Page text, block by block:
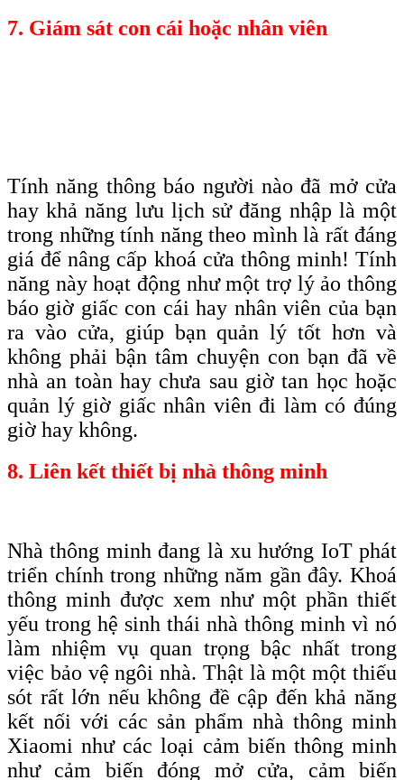
7. Giám sát con cái hoặc nhân viên
Tính năng thông báo người nào đã mở cửa
hay khả năng lưu lịch sử đăng nhập là một
trong những tính năng theo mình là rất đáng
giá để nâng cấp khoá cửa thông minh! Tính
năng này hoạt động như một trợ lý ảo thông
báo giờ giấc con cái hay nhân viên của bạn
ra vào cửa, giúp bạn quản lý tốt hơn và
không phải bận tâm chuyện con bạn đã về
nhà an toàn hay chưa sau giờ tan học hoặc
quản lý giờ giấc nhân viên đi làm có đúng
giờ hay không.
8. Liên kết thiết bị nhà thông minh
Nhà thông minh đang là xu hướng IoT phát
triển chính trong những năm gần đây. Khoá
thông minh được xem như một phần thiết
yếu trong hệ sinh thái nhà thông minh vì nó
làm nhiệm vụ quan trọng bậc nhất trong
việc bảo vệ ngôi nhà. Thật là một một thiếu
sót rất lớn nếu không đề cập đến khả năng
kết nối với các sản phẩm nhà thông minh
Xiaomi như các loại cảm biến thông minh
như cảm biến đóng mở cửa, cảm biến